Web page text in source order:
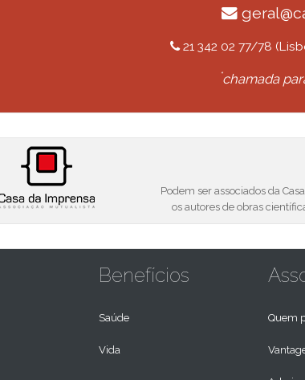
21 342 02 77/78
*chamada
Podem ser associados da
os autores de obras
Benefícios
Saúde
Vida
Quem